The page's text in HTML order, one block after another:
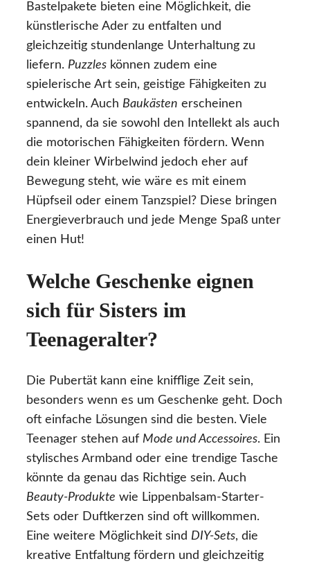
Bastelpakete bieten eine Möglichkeit, die
künstlerische Ader zu entfalten und
gleichzeitig stundenlange Unterhaltung zu
liefern. Puzzles können zudem eine
spielerische Art sein, geistige Fähigkeiten zu
entwickeln. Auch Baukästen erscheinen
spannend, da sie sowohl den Intellekt als auch
die motorischen Fähigkeiten fördern. Wenn
dein kleiner Wirbelwind jedoch eher auf
Bewegung steht, wie wäre es mit einem
Hüpfseil oder einem Tanzspiel? Diese bringen
Energieverbrauch und jede Menge Spaß unter
einen Hut!
Welche Geschenke eignen
sich für Sisters im
Teenageralter?
Die Pubertät kann eine knifflige Zeit sein,
besonders wenn es um Geschenke geht. Doch
oft einfache Lösungen sind die besten. Viele
Teenager stehen auf Mode und Accessoires. Ein
stylisches Armband oder eine trendige Tasche
könnte da genau das Richtige sein. Auch
Beauty-Produkte wie Lippenbalsam-Starter-
Sets oder Duftkerzen sind oft willkommen.
Eine weitere Möglichkeit sind DIY-Sets, die
kreative Entfaltung fördern und gleichzeitig